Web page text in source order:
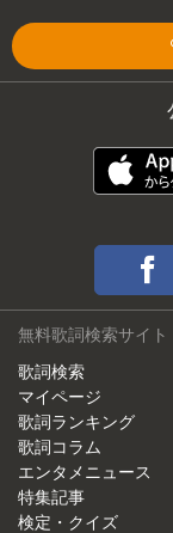
無料歌詞検索サイト
歌詞検索
マイページ
歌詞ランキング
歌詞コラム
エンタメニュース
特集記事
検定・クイズ